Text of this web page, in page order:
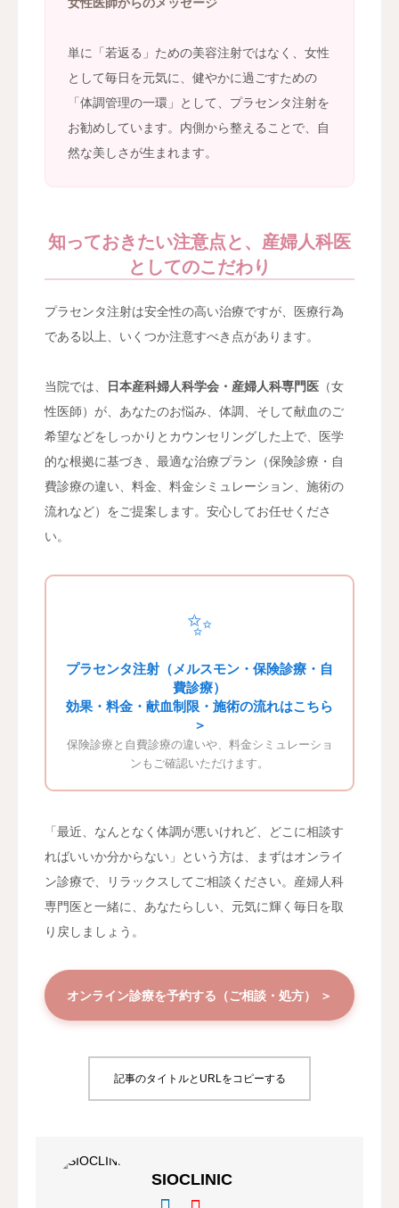
単に「若返る」ための美容注射ではなく、女性
として毎日を元気に、健やかに過ごすための
「体調管理の一環」として、プラセンタ注射を
お勧めしています。内側から整えることで、自
然な美しさが生まれます。
知っておきたい注意点と、産婦人科医
としてのこだわり
プラセンタ注射は安全性の高い治療ですが、医療行為
である以上、いくつか注意すべき点があります。
当院では、 日本産科婦人科学会・産婦人科専門医 （女
性医師）が、あなたのお悩み、体調、そして献血のご
希望などをしっかりとカウンセリングした上で、医学
的な根拠に基づき、最適な治療プラン（保険診療・自
費診療の違い、料金、料金シミュレーション、施術の
流れなど）をご提案します。安心してお任せくださ
い。
✨
プラセンタ注射（メルスモン・保険診療・自
費診療）
効果・料金・献血制限・施術の流れはこちら
＞
保険診療と自費診療の違いや、料金シミュレーショ
ンもご確認いただけます。
「最近、なんとなく体調が悪いけれど、どこに相談す
ればいいか分からない」という方は、まずはオンライ
ン診療で、リラックスしてご相談ください。産婦人科
専門医と一緒に、あなたらしい、元気に輝く毎日を取
り戻しましょう。
オンライン診療を予約する（ご相談・処方） ＞
記事のタイトルとURLをコピーする
SIOCLINIC